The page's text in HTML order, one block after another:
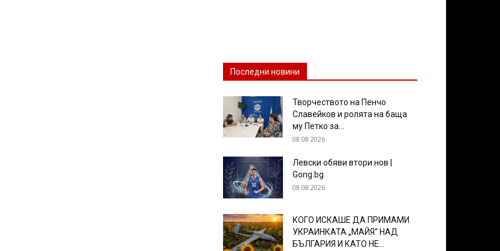
Последни новини
Творчеството на Пенчо
Славейков и ролята на баща
му Петко за...
08.08.2026
Левски обяви втори нов |
Gong.bg
08.08.2026
КОГО ИСКАШЕ ДА ПРИМАМИ
УКРАИНКАТА „МАЙЯ“ НАД
БЪЛГАРИЯ И КАТО НЕ...